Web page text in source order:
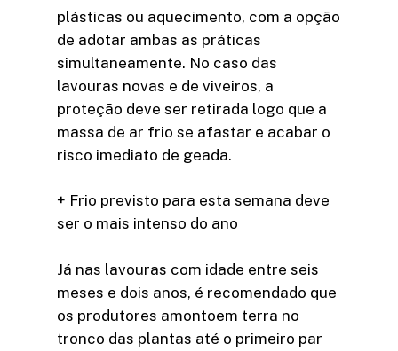
plásticas ou aquecimento, com a opção
de adotar ambas as práticas
simultaneamente. No caso das
lavouras novas e de viveiros, a
proteção deve ser retirada logo que a
massa de ar frio se afastar e acabar o
risco imediato de geada.
+ Frio previsto para esta semana deve
ser o mais intenso do ano
Já nas lavouras com idade entre seis
meses e dois anos, é recomendado que
os produtores amontoem terra no
tronco das plantas até o primeiro par